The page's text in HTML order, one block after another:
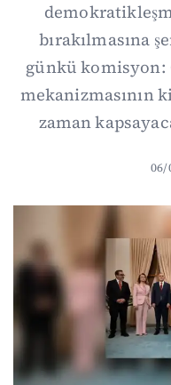
bırakılmasına
günkü komisyon:
mekanizmasının
zaman
06/